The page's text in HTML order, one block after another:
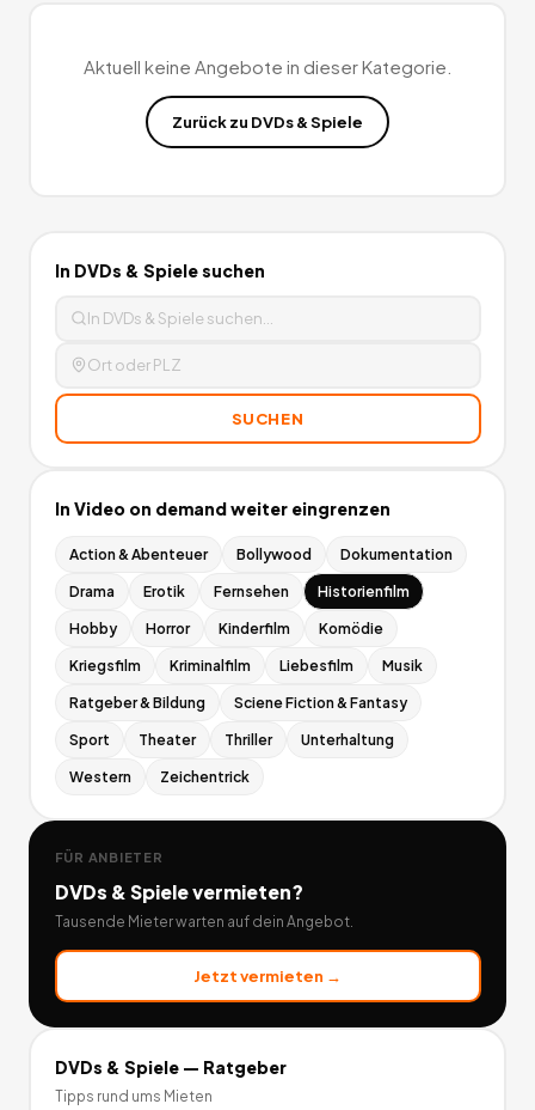
alle Angebote von Drittanbietern/Amazon Marketplace).
deutschlandweit.
Aktuell keine Angebote in dieser Kategorie.
Zurück zu DVDs & Spiele
In DVDs & Spielesuchen
SUCHEN
In Video on demandweiter eingrenzen
Action & Abenteuer Bollywood Dokumentation
Drama Erotik Fernsehen Historienfilm
Hobby Horror Kinderfilm Komödie
Kriegsfilm Kriminalfilm Liebesfilm Musik
Ratgeber & Bildung Sciene Fiction & Fantasy
Sport Theater Thriller Unterhaltung
Western Zeichentrick
FÜR ANBIETER
DVDs & Spielevermieten?
Tausende Mieter warten auf dein Angebot.
Jetzt vermieten →
DVDs & Spiele— Ratgeber
Tipps rund ums Mieten